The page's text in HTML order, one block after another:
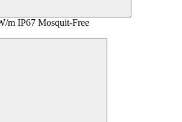
m IP67 Mosquit-Free